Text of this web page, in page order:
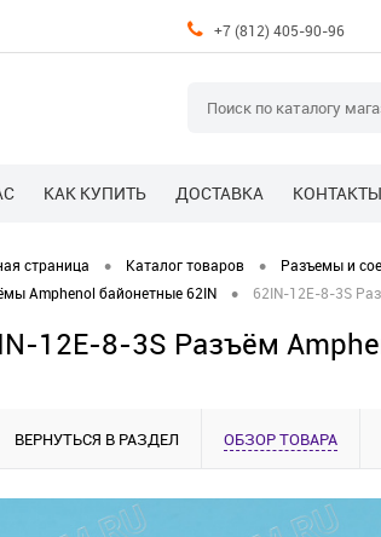
+7 (812) 405-90-96
КАК КУПИТЬ ДОСТАВКА КОНТАКТЫ
страница • Каталог товаров • Разъемы и
Amphenol байонетные 62IN • 62IN-12E-8-3S
12E-8-3S Разъём
ВЕРНУТЬСЯ В РАЗДЕЛ ОБЗОР ТОВАРА